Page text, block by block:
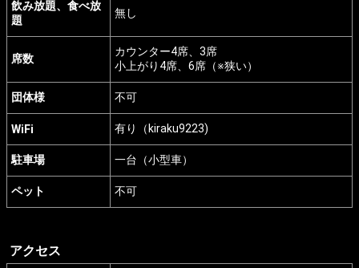
飲み放題、食べ放
題
無し
席数
カウンター4席、3席
小上がり4席、6席（※狭い）
団体様 不可
WiFi 有り（kiraku9223)
駐車場 一台（小型車）
ペット 不可
アクセス